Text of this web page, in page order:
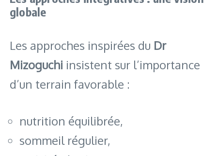
globale
Les approches inspirées du Dr
Mizoguchi insistent sur l’importance
d’un terrain favorable :
nutrition équilibrée,
sommeil régulier,